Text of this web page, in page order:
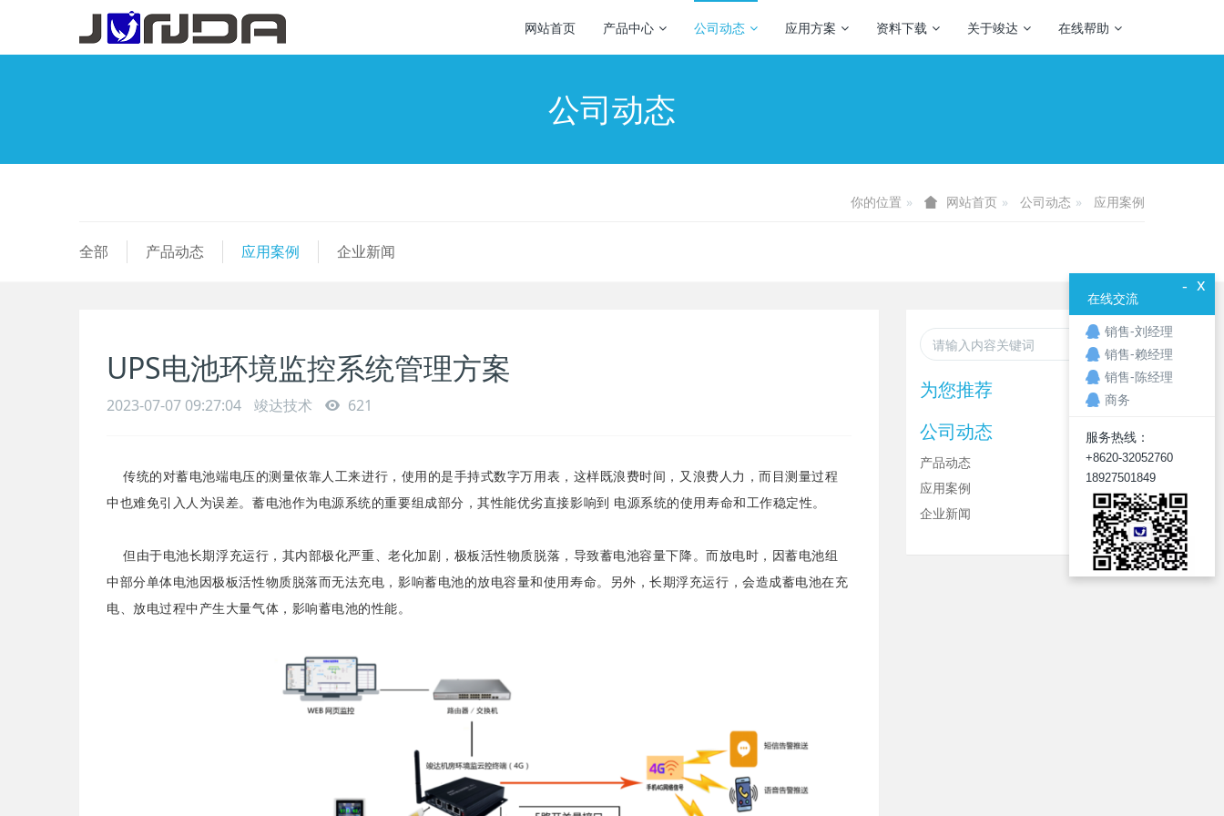
网站首页 产品中心 公司动态 应用方案 资料下载 关于竣达 在线帮助
公司动态
你的位置 网站首页 公司动态 应用案例
全部 产品动态 应用案例 企业新闻
UPS电池环境监控系统管理方案
2023-07-07 09:27:04 竣达技术 621
传统的对蓄电池端电压的测量依靠人工来进行，使用的是手持式数字万用表，这样既浪费时间，又浪费人力，而目测量过程
中也难免引入人为误差。蓄电池作为电源系统的重要组成部分，其性能优劣直接影响到 电源系统的使用寿命和工作稳定性。
但由于电池长期浮充运行，其内部极化严重、老化加剧，极板活性物质脱落，导致蓄电池容量下降。而放电时，因蓄电池组
中部分单体电池因极板活性物质脱落而无法充电，影响蓄电池的放电容量和使用寿命。另外，长期浮充运行，会造成蓄电池在充
电、放电过程中产生大量气体，影响蓄电池的性能。
为您推荐
公司动态
产品动态
应用案例
企业新闻
x
-
在线交流
销售-刘经理
销售-赖经理
销售-陈经理
商务
服务热线：
+8620-32052760
18927501849